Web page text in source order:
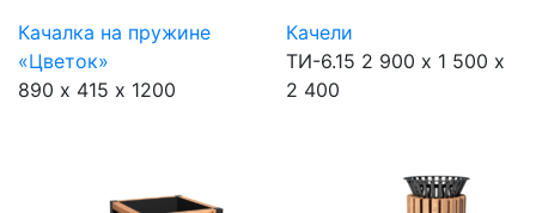
Качалка на пружине
«Цветок»
890 х 415 х 1200
Качели
ТИ-6.15 2 900 х 1 500 х
2 400